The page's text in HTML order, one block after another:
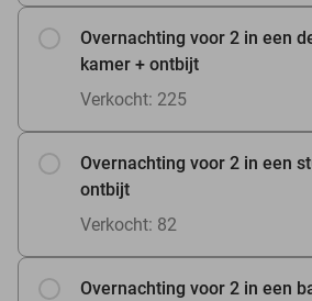
Overnachting voor 2 in een
kamer + ontbijt
Verkocht: 225
Overnachting voor 2 in een
ontbijt
Verkocht: 82
Overnachting voor 2 in een